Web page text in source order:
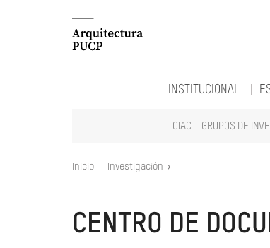
INSTITUCIONAL
CIAC GRUPOS DE
Inicio Investigación
CENTRO DE